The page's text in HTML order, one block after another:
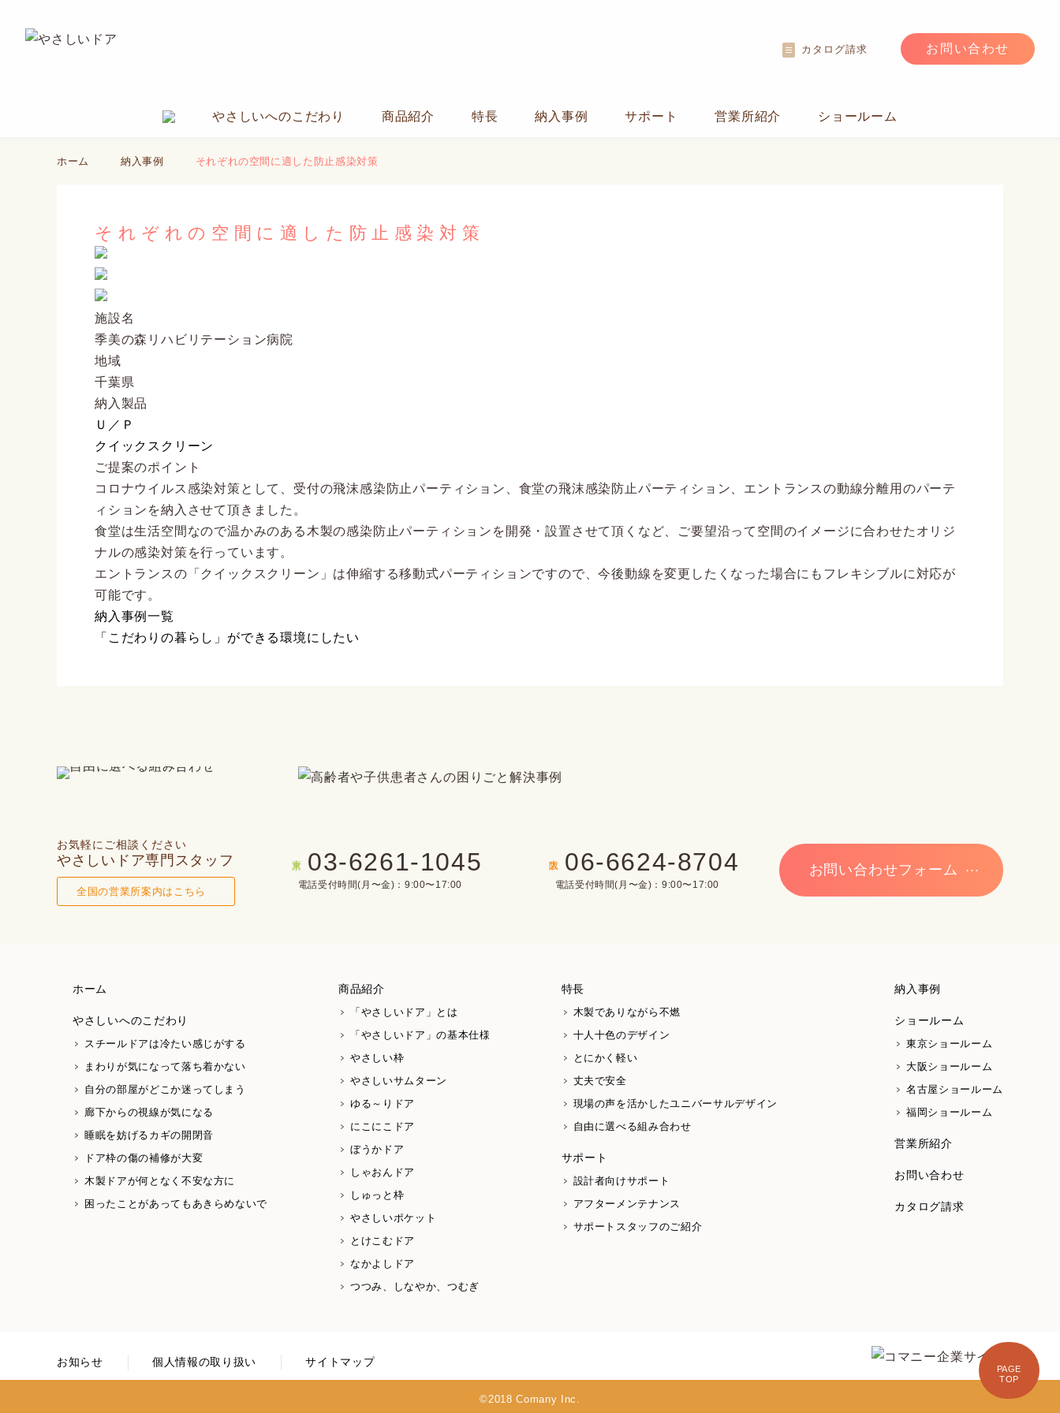
カタログ請求 お問い合わせ
やさしいへのこだわり 商品紹介 特長 納入事例 サポート 営業所紹介 ショールーム
ホーム 納入事例 それぞれの空間に適した防止感染対策
それぞれの空間に適した防止感染対策
施設名
季美の森リハビリテーション病院
地域
千葉県
納入製品
Ｕ／Ｐ
クイックスクリーン
ご提案のポイント
コロナウイルス感染対策として、受付の飛沫感染防止パーティション、食堂の飛沫感染防止パーティション、エントランスの動線分離用のパーテ
ィションを納入させて頂きました。
食堂は生活空間なので温かみのある木製の感染防止パーティションを開発・設置させて頂くなど、ご要望沿って空間のイメージに合わせたオリジ
ナルの感染対策を行っています。
エントランスの「クイックスクリーン」は伸縮する移動式パーティションですので、今後動線を変更したくなった場合にもフレキシブルに対応が
可能です。
納入事例一覧
「こだわりの暮らし」ができる環境にしたい
お気軽にご相談ください
やさしいドア専門スタッフ
全国の営業所案内はこちら
03-6261-1045
電話受付時間(月〜金)：9:00〜17:00
06-6624-8704
電話受付時間(月〜金)：9:00〜17:00
お問い合わせフォーム
PAGE
TOP
ホーム
やさしいへのこだわり
スチールドアは冷たい感じがする
まわりが気になって落ち着かない
自分の部屋がどこか迷ってしまう
廊下からの視線が気になる
睡眠を妨げるカギの開閉音
ドア枠の傷の補修が大変
木製ドアが何となく不安な方に
困ったことがあってもあきらめないで
商品紹介
「やさしいドア」とは
「やさしいドア」の基本仕様
やさしい枠
やさしいサムターン
ゆる～りドア
にこにこドア
ぼうかドア
しゃおんドア
しゅっと枠
やさしいポケット
とけこむドア
なかよしドア
つつみ、しなやか、つむぎ
特長
木製でありながら不燃
十人十色のデザイン
とにかく軽い
丈夫で安全
現場の声を活かしたユニバーサルデザイン
自由に選べる組み合わせ
サポート
設計者向けサポート
アフターメンテナンス
サポートスタッフのご紹介
納入事例
ショールーム
東京ショールーム
大阪ショールーム
名古屋ショールーム
福岡ショールーム
営業所紹介
お問い合わせ
カタログ請求
お知らせ 個人情報の取り扱い サイトマップ
©2018 Comany Inc.